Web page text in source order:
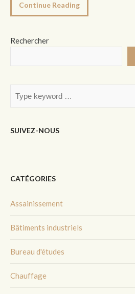
Continue Reading
Rechercher
SUIVEZ-NOUS
CATÉGORIES
Assainissement
Bâtiments industriels
Bureau d'études
Chauffage